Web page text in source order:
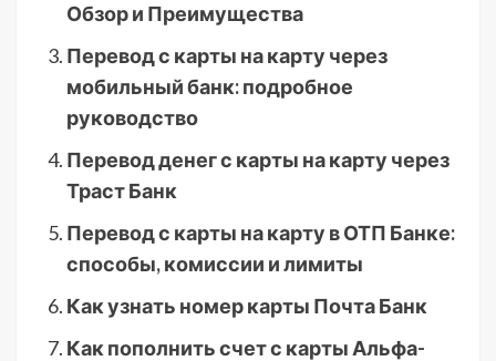
Обзор и Преимущества
Перевод с карты на карту через
мобильный банк: подробное
руководство
Перевод денег с карты на карту через
Траст Банк
Перевод с карты на карту в ОТП Банке:
способы, комиссии и лимиты
Как узнать номер карты Почта Банк
Как пополнить счет с карты Альфа-